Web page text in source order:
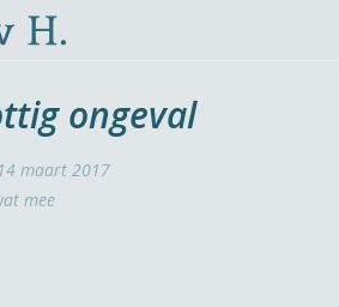
ongeval
14 maart 2017
mee